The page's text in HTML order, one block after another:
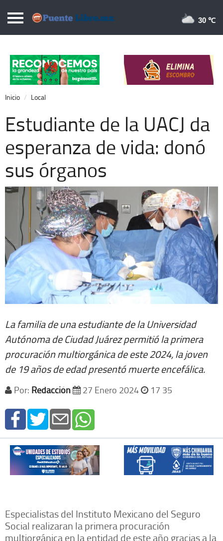
Puentelibre.mx
Local
Nacional
Opinión
Cronos
Economía
Espectáculos
Extra +
30 ℃
Inicio Local
Estudiante de la UACJ da
esperanza de vida: donó
sus órganos
La familia de una estudiante de la Universidad
Autónoma de Ciudad Juárez permitió la primera
procuración multiorgánica de este 2024, la joven
de 19 años de edad presentó muerte encefálica.
Por: Redacción 27 Enero 2024 17 35
Especialistas del Instituto Mexicano del Seguro
Social realizaran la primera procuración
multiorgánica en la entidad de este año gracias a la